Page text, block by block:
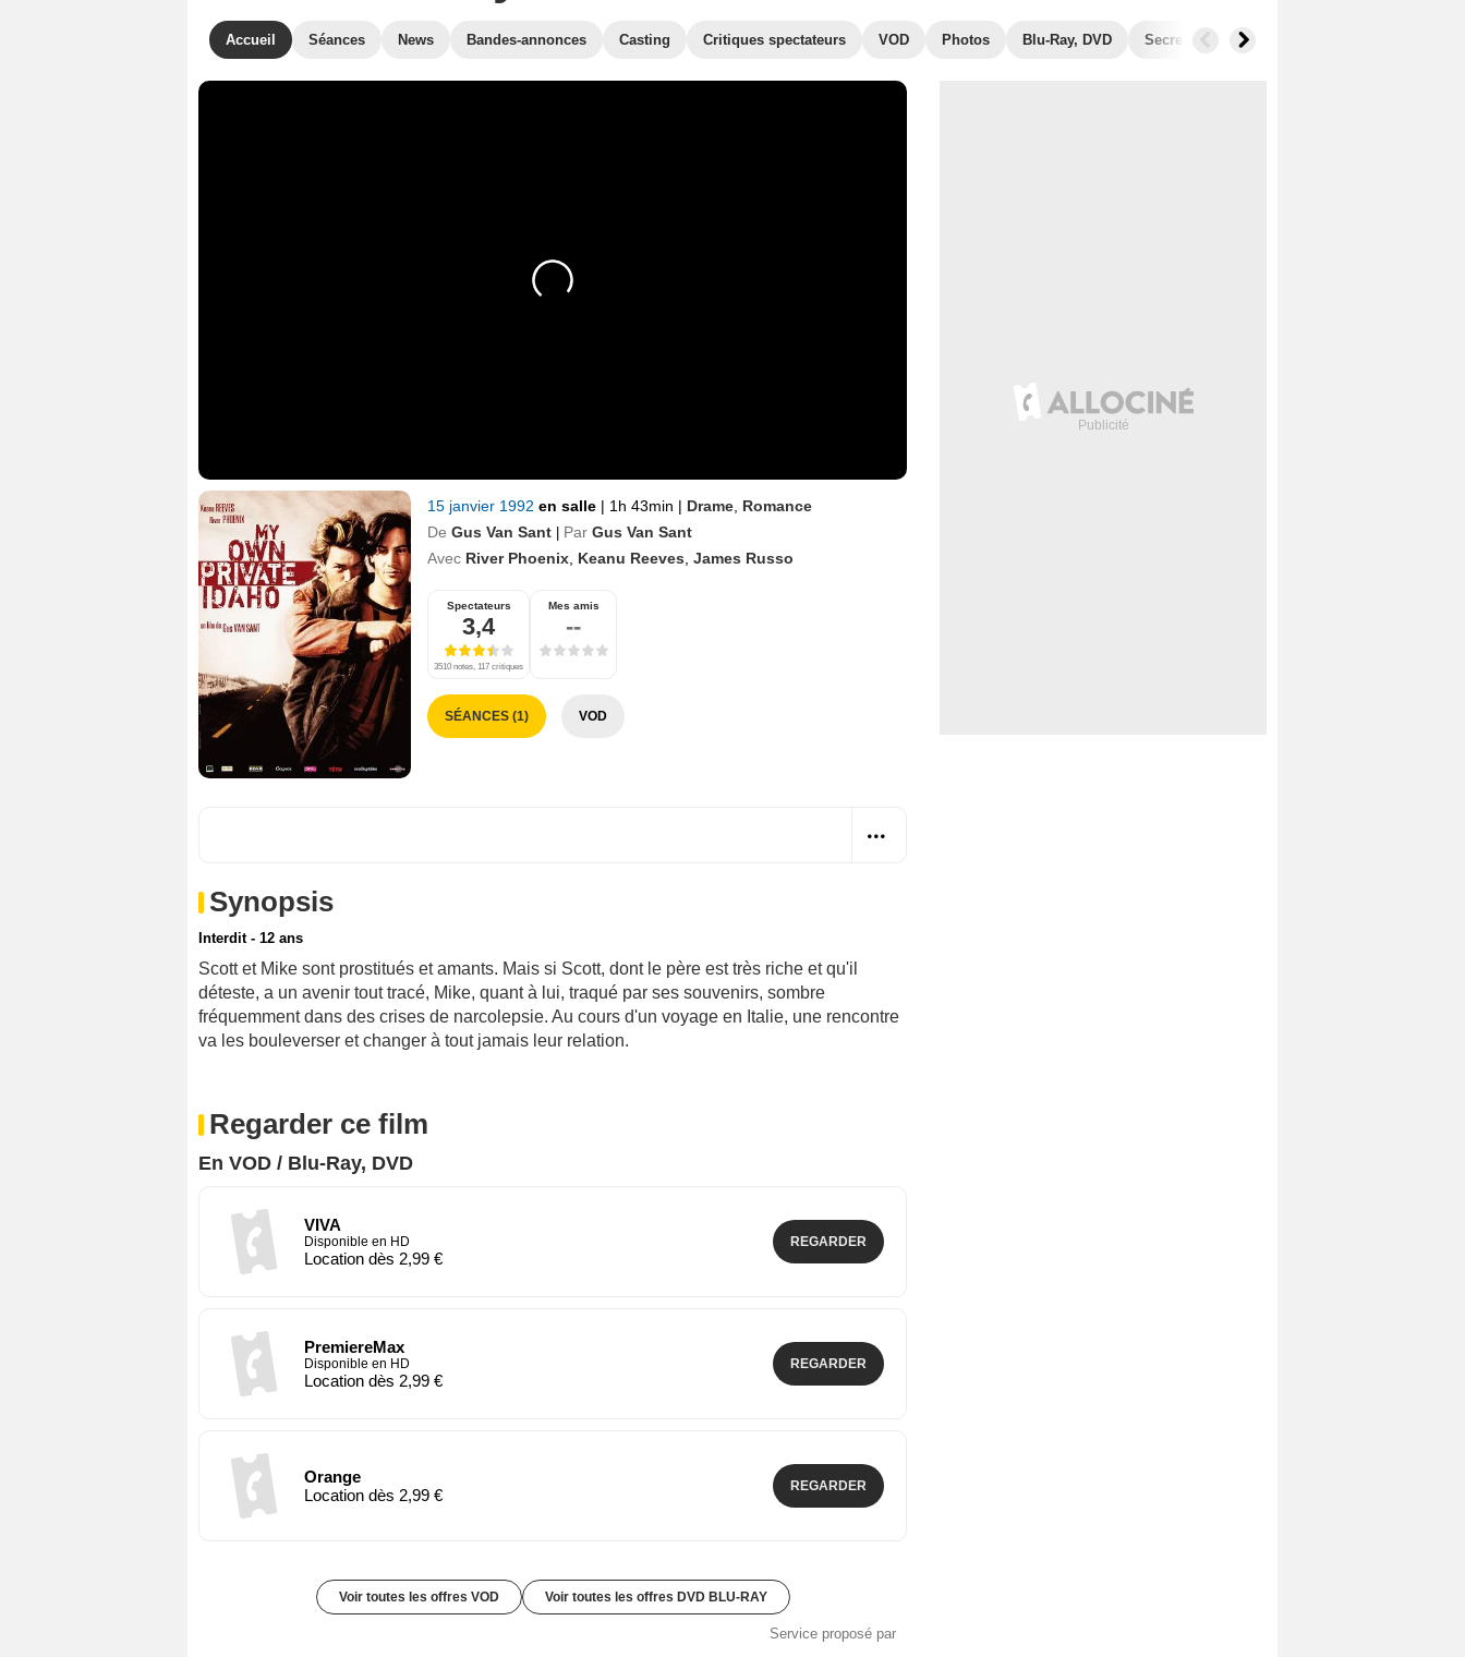
Accueil Séances News Bandes-annonces Casting Critiques spectateurs VOD Photos Blu-Ray, DVD Secrets de tournage
15 janvier 1992 en salle | 1h 43min | Drame Romance
De Gus Van Sant | Par Gus Van Sant
Avec River Phoenix Keanu Reeves James Russo
Spectateurs
3,4
3510 notes, 117 critiques
Mes amis
--
SÉANCES (1) VOD
Synopsis
Interdit - 12 ans
Scott et Mike sont prostitués et amants. Mais si Scott, dont le père est très riche et qu'il
déteste, a un avenir tout tracé, Mike, quant à lui, traqué par ses souvenirs, sombre
fréquemment dans des crises de narcolepsie. Au cours d'un voyage en Italie, une rencontre
va les bouleverser et changer à tout jamais leur relation.
Regarder ce film
En VOD / Blu-Ray, DVD
VIVA
Disponible en HD
Location dès 2,99 €
REGARDER
PremiereMax
Disponible en HD
Location dès 2,99 €
REGARDER
Orange
Location dès 2,99 €
REGARDER
Voir toutes les offres VOD Voir toutes les offres DVD BLU-RAY
Service proposé par